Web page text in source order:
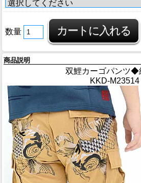
数量
商品説明
双鯉カーゴパンツ◆
KKD-M23514